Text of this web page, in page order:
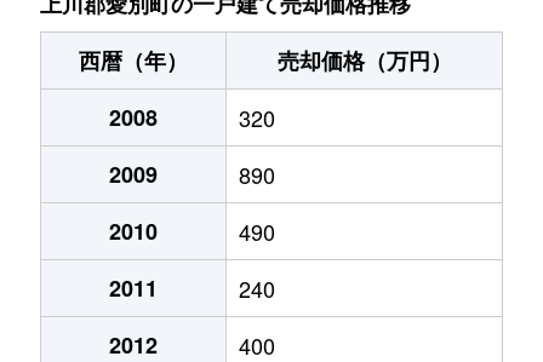
西暦（年）
売却価格（万円）
2008
320
2009
890
2010
490
2011
240
2012
400